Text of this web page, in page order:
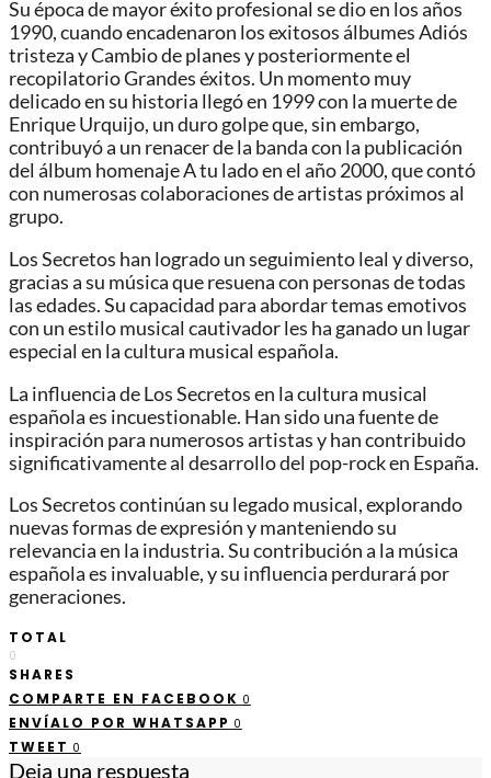
Su época de mayor éxito profesional se dio en los años
1990, cuando encadenaron los exitosos álbumes Adiós
tristeza y Cambio de planes y posteriormente el
recopilatorio Grandes éxitos. Un momento muy
delicado en su historia llegó en 1999 con la muerte de
Enrique Urquijo, un duro golpe que, sin embargo,
contribuyó a un renacer de la banda con la publicación
del álbum homenaje A tu lado en el año 2000, que contó
con numerosas colaboraciones de artistas próximos al
grupo.
Los Secretos han logrado un seguimiento leal y diverso,
gracias a su música que resuena con personas de todas
las edades. Su capacidad para abordar temas emotivos
con un estilo musical cautivador les ha ganado un lugar
especial en la cultura musical española.
La influencia de Los Secretos en la cultura musical
española es incuestionable. Han sido una fuente de
inspiración para numerosos artistas y han contribuido
significativamente al desarrollo del pop-rock en España.
Los Secretos continúan su legado musical, explorando
nuevas formas de expresión y manteniendo su
relevancia en la industria. Su contribución a la música
española es invaluable, y su influencia perdurará por
generaciones.
TOTAL
0
SHARES
COMPARTE EN FACEBOOK 0
ENVÍALO POR WHATSAPP 0
TWEET 0
Deja una respuesta